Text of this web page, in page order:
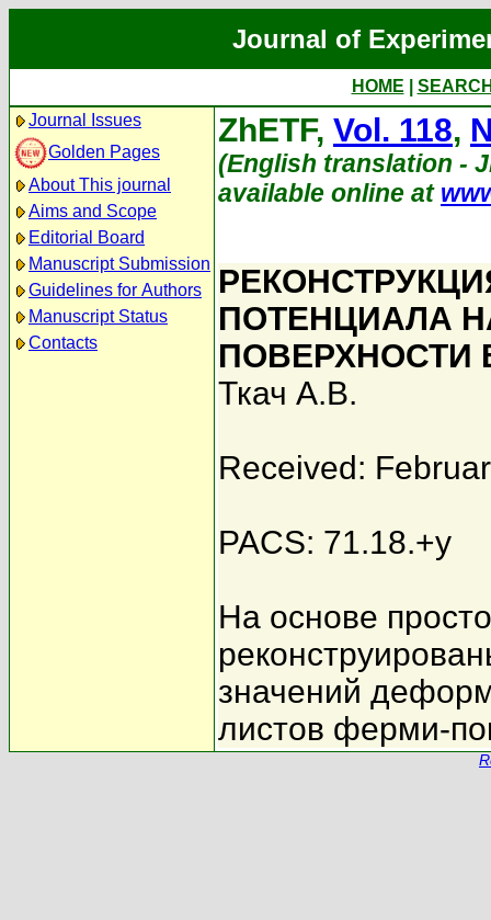
Journal of
HOME
Journal Issues
Golden Pages
About This journal
Aims and Scope
Editorial Board
Manuscript Submission
Guidelines for Authors
Manuscript Status
Contacts
ZhETF, Vol. 118,
(English translation -
available online at
ПОТЕНЦИАЛА
ПОВЕРХНОСТИ
Ткач А.В.
Received:
PACS: 71.18.+y
На основе
значений
листов ферми-